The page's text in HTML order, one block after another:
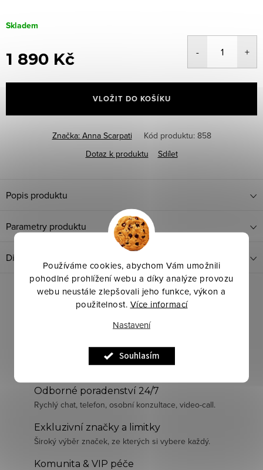
Používáme cookies, abychom Vám umožnili
pohodlné prohlížení webu a díky analýze provozu
webu neustále zlepšovali jeho funkce, výkon a
použitelnost. Více informací
Nastavení
Souhlasím
Skladem
1 890 Kč
cena:
VLOŽIT DO KOŠÍKU
Značka: Anna Scarpati Kód produktu: 858
Dotaz k produktu
Sdílet
Popis produktu
Parametry produktu
Diskuze
Pečlivě vybraná kvalita
Prodáváme jen to, co sami používáme a garantujeme.
Odborné poradenství 24/7
Rychlý chat, telefon, osobní konzultace, video-call.
Exkluzivní značky a limitky
Široký výběr značek, ze kterých si vybere každý.
Komunita & VIP péče